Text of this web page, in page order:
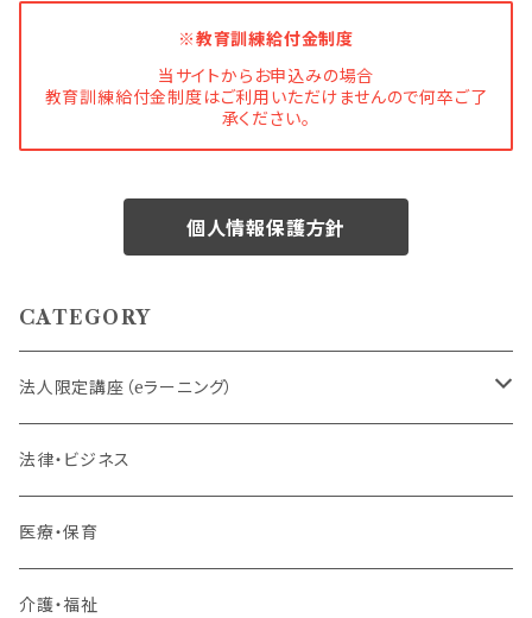
※教育訓練給付金制度
当サイトからお申込みの場合
教育訓練給付金制度はご利用いただけませんので何卒ご了
承ください。
個人情報保護方針
CATEGORY
法人限定講座（eラーニング）
内定者・新入社員
若手社員・中堅社員
リーダー（主任・係長）
法律・ビジネス
医療・保育
介護・福祉